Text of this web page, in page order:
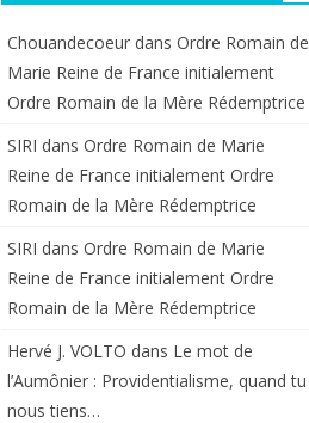
Chouandecoeurdans Ordre Romain de
Marie Reine de France initialement
Ordre Romain de la Mère Rédemptrice
SIRI dans Ordre Romain de Marie
Reine de France initialement Ordre
Romain de la Mère Rédemptrice
SIRI dans Ordre Romain de Marie
Reine de France initialement Ordre
Romain de la Mère Rédemptrice
Hervé J. VOLTO dans Le mot de
l’Aumônier : Providentialisme, quand tu
nous tiens…